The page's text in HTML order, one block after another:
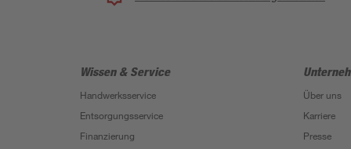
Wissen & Service
Handwerksservice
Entsorgungsservice
Finanzierung
Über uns
Karriere
Presse